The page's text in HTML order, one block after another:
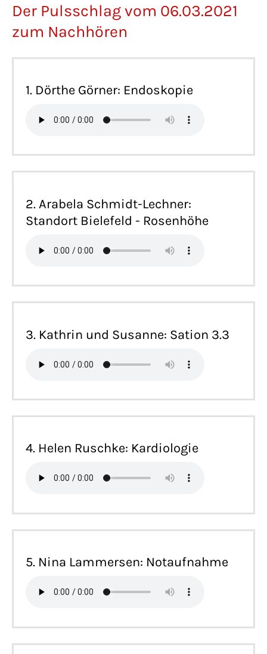
Der Pulsschlag vom 06.03.2021
zum Nachhören
1. Dörthe Görner: Endoskopie
2. Arabela Schmidt-Lechner:
Standort Bielefeld - Rosenhöhe
3. Kathrin und Susanne: Sation 3.3
4. Helen Ruschke: Kardiologie
5. Nina Lammersen: Notaufnahme